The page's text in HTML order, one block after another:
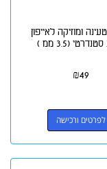
ומוזיקה לאייפון
(3.5 ממ )
₪49
לפרטים ורכישה